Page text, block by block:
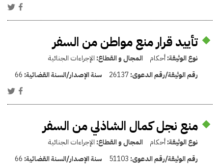
تأييد قرار منع مواطن من السفر
نوع الوثيقة:أحكام المجال و القطاع: الإجراءات الجنائية
رقم الوثيقة/رقم الدعوى:26137 سنة الإصدار/السنة القضائية: 66
منع نجل كمال الشاذلي من السفر
نوع الوثيقة:أحكام المجال و القطاع: الإجراءات الجنائية
رقم الوثيقة/رقم الدعوى: 51103 سنة الإصدار/السنة القضائية: 66